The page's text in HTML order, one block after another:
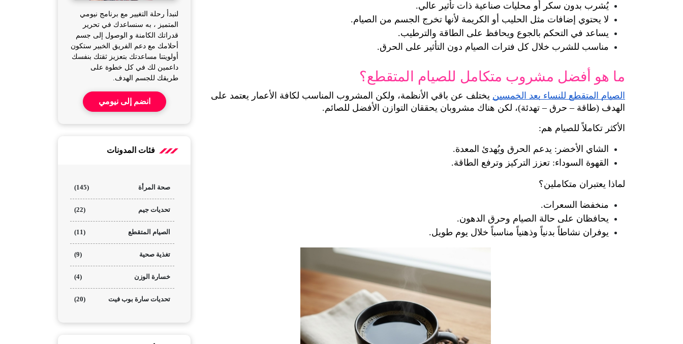
يُشرب بدون سكر أو محليات صناعية ذات تأثير عالي.
لا يحتوي إضافات مثل الحليب أو الكريمة لأنها تخرج الجسم من الصيام.
يساعد في التحكم بالجوع ويحافظ على الطاقة والترطيب.
مناسب للشرب خلال كل فترات الصيام دون التأثير على الحرق.
ما هو أفضل مشروب متكامل للصيام المتقطع؟
الصيام المتقطع للنساء بعد الخمسين
الهدف (طاقة – حرق – تهدئة)، لكن هناك مشروبان يحققان التوازن الأفضل للصائم.
الأكثر تكاملاً للصيام هم:
الشاي الأخضر: يدعم الحرق ويُهدئ المعدة.
القهوة السوداء: تعزز التركيز وترفع الطاقة.
لماذا يعتبران متكاملين؟
منخفضا السعرات.
يحافظان على حالة الصيام وحرق الدهون.
يوفران نشاطاً بدنياً وذهنياً مناسباً خلال يوم طويل.
لنبدأ رحلة التغيير مع برنامج نيومي
المتميز ، به سنساعدك في تحرير
قدراتك الكامنة و الوصول إلى جسم
أحلامك مع دعم الفريق الخبير ستكون
أولويتنا مساعدتك بتعزيز ثقتك بنفسك
داعمين لك في كل خطوة على
طريقك للجسم الهدف.
انضم إلى نيومي
فئات المدونات
صحة المرأة (145)
تحديات جيم (22)
الصيام المتقطع (11)
تغذية صحية (9)
خسارة الوزن (4)
تحديات سارة بوب فيت (20)